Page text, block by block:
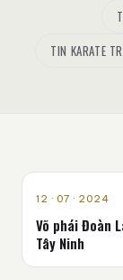
TIN KARATE
TÂY NINH
12 · 07 · 2024
Võ phái Đoàn
Tây Ninh